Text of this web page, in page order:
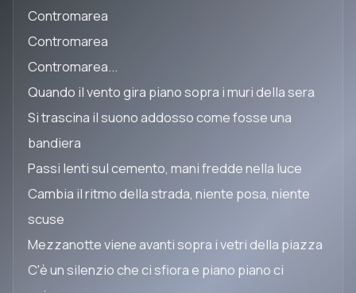
Contromarea
Contromarea
Contromarea...
Quando il vento gira piano sopra i muri della sera
Si trascina il suono addosso come fosse una
bandiera
Passi lenti sul cemento, mani fredde nella luce
Cambia il ritmo della strada, niente posa, niente
scuse
Mezzanotte viene avanti sopra i vetri della piazza
C'è un silenzio che ci sfiora e piano piano ci